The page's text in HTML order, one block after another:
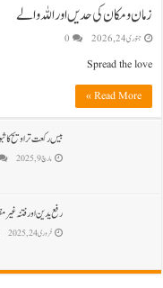
زمان و مکان کی حدیں اور اللہ والے
جنوری 24, 2026 0
Spread the love
Read More »
بیس رکعت تراویح کا
مارچ 9, 2025
رفع یدین اور فتنہ
فروری 24, 2025